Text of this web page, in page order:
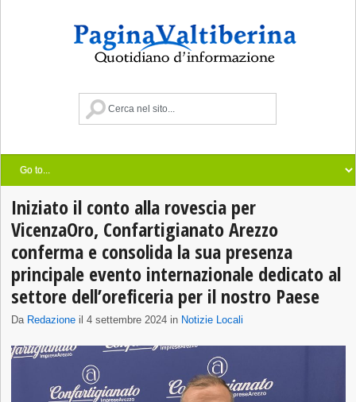
Iniziato il conto alla rovescia per
VicenzaOro, Confartigianato Arezzo
conferma e consolida la sua presenza
principale evento internazionale dedicato al
settore dell’oreficeria per il nostro Paese
Da Redazione il 4 settembre 2024 in Notizie Locali